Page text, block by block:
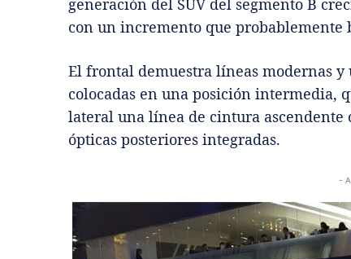
generación del SUV del segmento B
con un incremento que probablemente
El frontal demuestra líneas modernas y
colocadas en una posición intermedia,
lateral una línea de cintura
ópticas posteriores integradas.
-